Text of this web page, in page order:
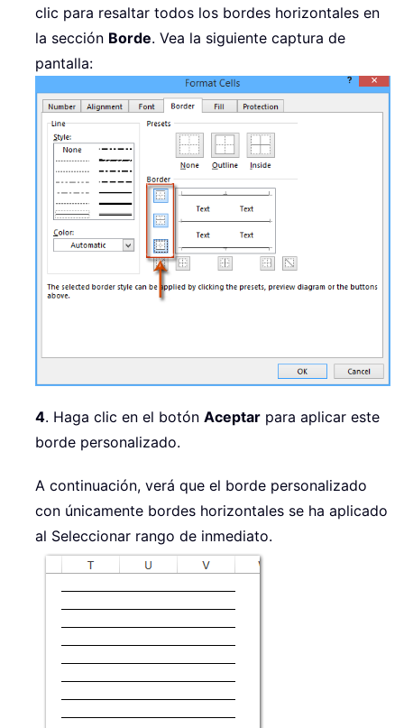
clic para resaltar todos los bordes horizontales en
la sección Borde. Vea la siguiente captura de
pantalla:
4. Haga clic en el botón Aceptar para aplicar este
borde personalizado.
A continuación, verá que el borde personalizado
con únicamente bordes horizontales se ha aplicado
al Seleccionar rango de inmediato.